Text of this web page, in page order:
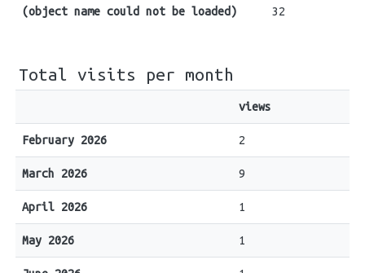
(object name could not be loaded) 32
Total visits per month
views
February 2026 2
March 2026 9
April 2026 1
May 2026 1